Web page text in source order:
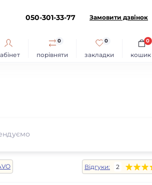
050-301-33-77 Замовити дзвінок
порівняти
0
закладки
0
кошик
0
Відгуки: 2